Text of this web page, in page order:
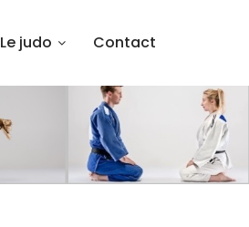
Le judo Contact